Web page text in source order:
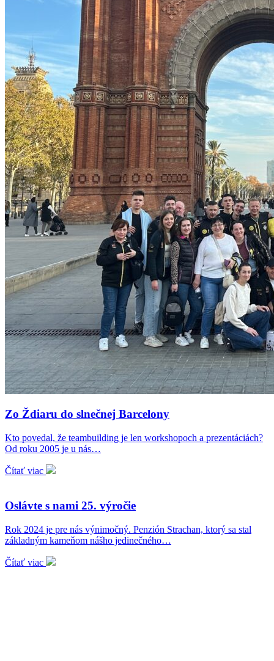
Zo Ždiaru do slnečnej Barcelony
Kto povedal, že teambuilding je len workshopoch a prezentáciách?
Od roku 2005 je u nás…
Čítať viac
Oslávte s nami 25. výročie
Rok 2024 je pre nás výnimočný. Penzión Strachan, ktorý sa stal
základným kameňom nášho jedinečného…
Čítať viac